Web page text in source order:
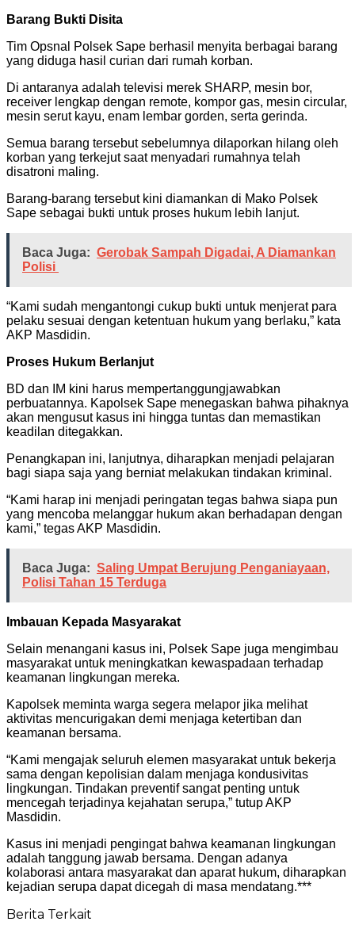
Barang Bukti Disita
Tim Opsnal Polsek Sape berhasil menyita berbagai barang
yang diduga hasil curian dari rumah korban.
Di antaranya adalah televisi merek SHARP, mesin bor,
receiver lengkap dengan remote, kompor gas, mesin circular,
mesin serut kayu, enam lembar gorden, serta gerinda.
Semua barang tersebut sebelumnya dilaporkan hilang oleh
korban yang terkejut saat menyadari rumahnya telah
disatroni maling.
Barang-barang tersebut kini diamankan di Mako Polsek
Sape sebagai bukti untuk proses hukum lebih lanjut.
Baca Juga: Gerobak Sampah Digadai, A Diamankan
Polisi
“Kami sudah mengantongi cukup bukti untuk menjerat para
pelaku sesuai dengan ketentuan hukum yang berlaku,” kata
AKP Masdidin.
Proses Hukum Berlanjut
BD dan IM kini harus mempertanggungjawabkan
perbuatannya. Kapolsek Sape menegaskan bahwa pihaknya
akan mengusut kasus ini hingga tuntas dan memastikan
keadilan ditegakkan.
Penangkapan ini, lanjutnya, diharapkan menjadi pelajaran
bagi siapa saja yang berniat melakukan tindakan kriminal.
“Kami harap ini menjadi peringatan tegas bahwa siapa pun
yang mencoba melanggar hukum akan berhadapan dengan
kami,” tegas AKP Masdidin.
Baca Juga: Saling Umpat Berujung Penganiayaan,
Polisi Tahan 15 Terduga
Imbauan Kepada Masyarakat
Selain menangani kasus ini, Polsek Sape juga mengimbau
masyarakat untuk meningkatkan kewaspadaan terhadap
keamanan lingkungan mereka.
Kapolsek meminta warga segera melapor jika melihat
aktivitas mencurigakan demi menjaga ketertiban dan
keamanan bersama.
“Kami mengajak seluruh elemen masyarakat untuk bekerja
sama dengan kepolisian dalam menjaga kondusivitas
lingkungan. Tindakan preventif sangat penting untuk
mencegah terjadinya kejahatan serupa,” tutup AKP
Masdidin.
Kasus ini menjadi pengingat bahwa keamanan lingkungan
adalah tanggung jawab bersama. Dengan adanya
kolaborasi antara masyarakat dan aparat hukum, diharapkan
kejadian serupa dapat dicegah di masa mendatang.***
Berita Terkait